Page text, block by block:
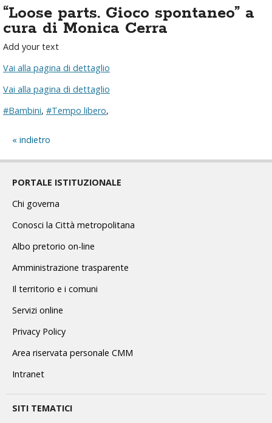
“Loose parts. Gioco spontaneo” a
cura di Monica Cerra
Add your text
Vai alla pagina di dettaglio
Vai alla pagina di dettaglio
#Bambini, #Tempo libero,
indietro
PORTALE ISTITUZIONALE
Chi governa
Conosci la Città metropolitana
Albo pretorio on-line
Amministrazione trasparente
Il territorio e i comuni
Servizi online
Privacy Policy
Area riservata personale CMM
Intranet
SITI TEMATICI